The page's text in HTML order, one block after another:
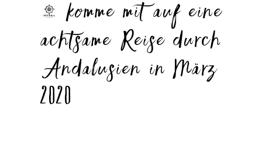
… komme mit auf eine
achtsame Reise durch
Andalusien in März
2020